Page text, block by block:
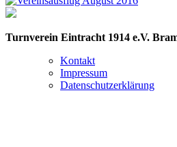
Turnverein Eintracht 1914 e.V.
Kontakt
Impressum
Datenschutzerklärung